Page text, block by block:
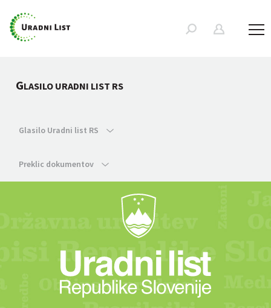
GLASILO URADNI LIST RS
Glasilo Uradni list RS
Preklic dokumentov